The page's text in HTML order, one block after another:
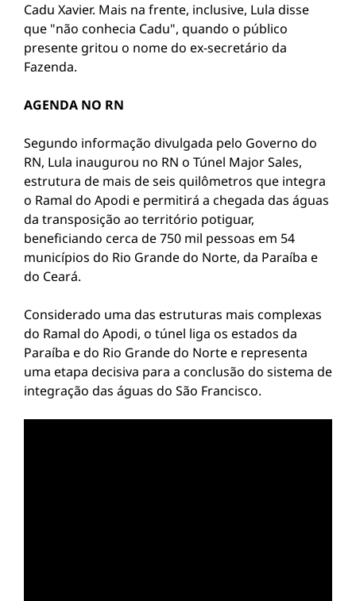
Cadu Xavier. Mais na frente, inclusive, Lula disse
que "não conhecia Cadu", quando o público
presente gritou o nome do ex-secretário da
Fazenda.
AGENDA NO RN
Segundo informação divulgada pelo Governo do
RN, Lula inaugurou no RN o Túnel Major Sales,
estrutura de mais de seis quilômetros que integra
o Ramal do Apodi e permitirá a chegada das águas
da transposição ao território potiguar,
beneficiando cerca de 750 mil pessoas em 54
municípios do Rio Grande do Norte, da Paraíba e
do Ceará.
Considerado uma das estruturas mais complexas
do Ramal do Apodi, o túnel liga os estados da
Paraíba e do Rio Grande do Norte e representa
uma etapa decisiva para a conclusão do sistema de
integração das águas do São Francisco.